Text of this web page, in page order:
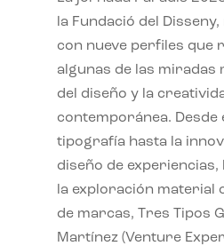
la Fundació del
con nueve perfiles que
algunas de las miradas
del diseño y la
contemporánea. Desde
tipografía hasta la
diseño de
la exploración material
de marcas, Tres Tipos
Martínez (Venture